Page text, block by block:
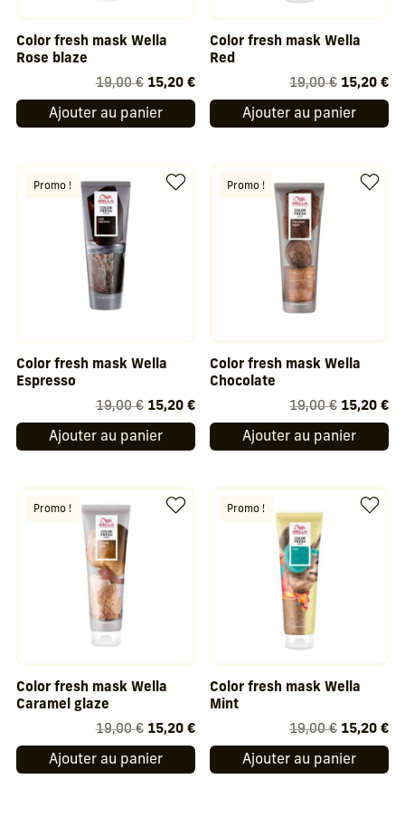
Color fresh mask Wella
Rose blaze
19,00€ Le
prix
initial
15,20 €Le
prix
actuel
Ajouter au panier
Color fresh mask Wella
Red
19,00€ Le
prix
initial
15,20€Le
Ajouter au panier
Promo !
Color fresh mask Wella
Espresso
19,00€ Le
prix
initial
15,20 €Le
prix
actuel
Ajouter au panier
Promo !
Color fresh mask Wella
Chocolate
19,00€ Le
prix
initial
15,20€Le
Ajouter au panier
Promo !
Color fresh mask Wella
Caramel glaze
19,00€ Le
prix
initial
15,20 €Le
prix
actuel
Ajouter au panier
Promo !
Color fresh mask Wella
Mint
19,00€ Le
prix
initial
15,20€Le
Ajouter au panier